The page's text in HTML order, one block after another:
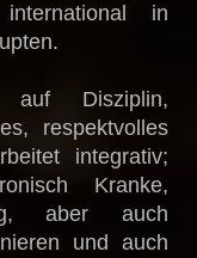
in
Disziplin,
respektvolles
integrativ;
Kranke,
aber auch
und auch